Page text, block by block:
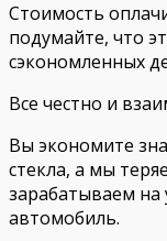
Стоимость
подумайте, что
сэкономленных
Все честно и
Вы экономите
стекла, а мы
зарабатываем на
автомобиль.